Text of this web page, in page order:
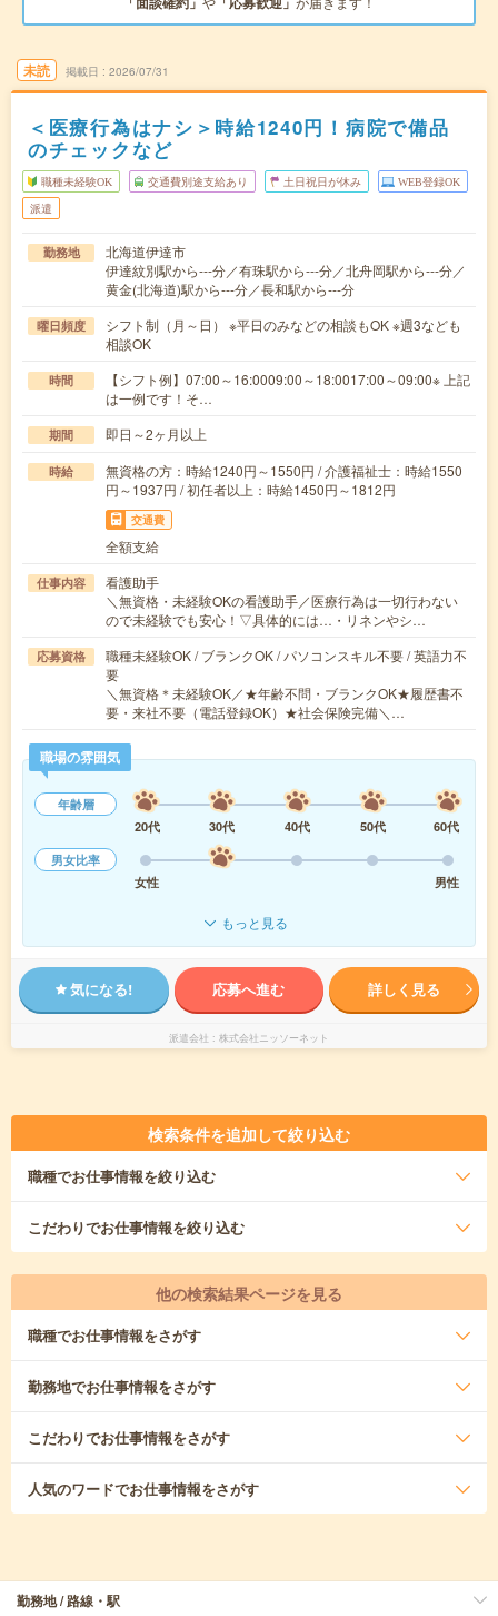
未読 掲載日 2026/07/31
＜医療行為はナシ＞時給1240円！病院で備品
のチェックなど
職種未経験OK 交通費別途支給あり 土日祝日が休み WEB登録OK
派遣
勤務地
北海道伊達市
伊達紋別駅から---分／有珠駅から---分／北舟岡駅から---分／
黄金(北海道)駅から---分／長和駅から---分
曜日頻度
シフト制（月～日） ※平日のみなどの相談もOK ※週3なども
相談OK
時間
【シフト例】07:00～16:0009:00～18:0017:00～09:00※ 上記
は一例です！そ…
期間 即日～2ヶ月以上
時給
無資格の方：時給1240円～1550円 / 介護福祉士：時給1550
円～1937円 / 初任者以上：時給1450円～1812円
交通費
全額支給
仕事内容
看護助手
＼無資格・未経験OKの看護助手／医療行為は一切行わない
ので未経験でも安心！▽具体的には…・リネンやシ…
応募資格
職種未経験OK / ブランクOK / パソコンスキル不要 / 英語力不
要
＼無資格＊未経験OK／★年齢不問・ブランクOK★履歴書不
要・来社不要（電話登録OK）★社会保険完備＼…
職場の雰囲気
年齢層
20代
30代 40代 50代
60代
男女比率
女性
男性
もっと見る
気になる! 応募へ進む 詳しく見る
派遣会社 株式会社ニッソーネット
検索条件を追加して絞り込む
職種でお仕事情報を絞り込む
こだわりでお仕事情報を絞り込む
他の検索結果ページを見る
職種でお仕事情報をさがす
勤務地でお仕事情報をさがす
こだわりでお仕事情報をさがす
人気のワードでお仕事情報をさがす
勤務地 / 路線・駅